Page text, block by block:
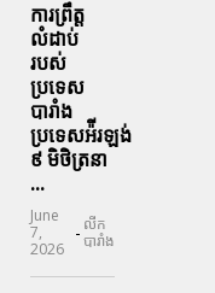
ការព្រឹត្ត
លំដាប់
របស់
ប្រទេស
បារាំង
ប្រទេសអ៉ីរឡង់
៩ មិថិត្រនា
...
June
7,
2026
- លីក
បារាំង